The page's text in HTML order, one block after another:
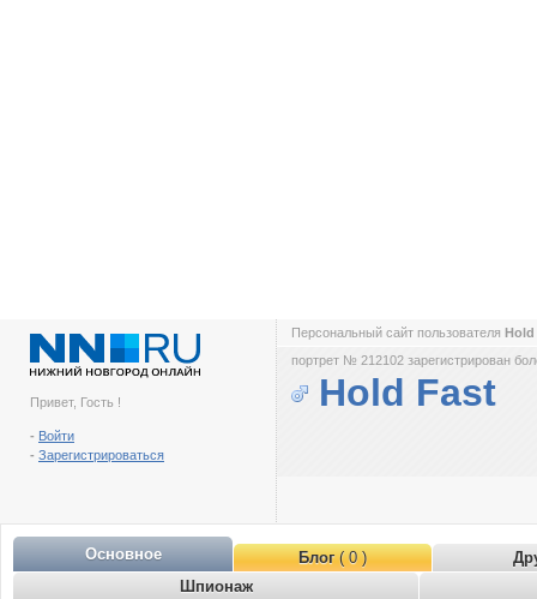
Привет, Гость !
- Войти
- Зарегистрироваться
Персональный сайт пользователя
портрет № 212102 зарегистрирован
Hold Fast
Основное Блог( 0 )
Шпионаж